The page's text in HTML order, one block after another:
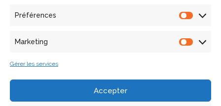
Préférences
Marketing
Gérer les services
Accepter
plateformes informatiques pour la
(enrichissement sémantique des modèles 3D)
Site web:http://www.map-isti-jointlab.cnrs.fr/